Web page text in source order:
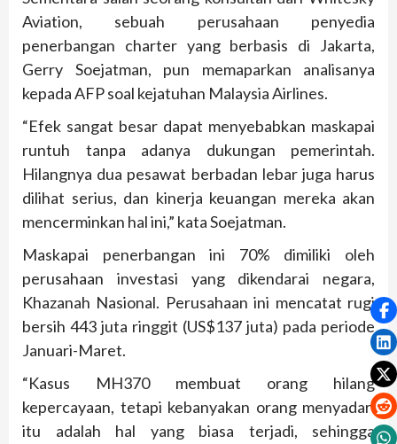
Aviation, sebuah perusahaan penyedia
penerbangan charter yang berbasis di Jakarta,
Gerry Soejatman, pun memaparkan analisanya
kepada AFP soal kejatuhan Malaysia Airlines.
“Efek sangat besar dapat menyebabkan maskapai
runtuh tanpa adanya dukungan pemerintah.
Hilangnya dua pesawat berbadan lebar juga harus
dilihat serius, dan kinerja keuangan mereka akan
mencerminkan hal ini,” kata Soejatman.
Maskapai penerbangan ini 70% dimiliki oleh
perusahaan investasi yang dikendarai negara,
Khazanah Nasional. Perusahaan ini mencatat rugi
bersih 443 juta ringgit (US$137 juta) pada periode
Januari-Maret.
“Kasus MH370 membuat orang hilang
kepercayaan, tetapi kebanyakan orang menyadari
itu adalah hal yang biasa terjadi, sehingga